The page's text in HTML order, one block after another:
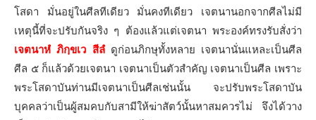
โสดา มั่นอยู่ในศีลทีเดียว มั่นคงทีเดียว เจตนานอกจากศีลไม่มี
เหตุนี้ที่จะปรับกันจริง ๆ ต้องแล้วแต่เจตนา พระองค์ทรงรับสั่งว่า
เจตนาหํ ภิกฺขเว สีลํดูก่อนภิกษุทั้งหลาย เจตนานั่นแหละเป็นศีล
ศีล ๕ ก็แล้วด้วยเจตนา เจตนาเป็นตัวสำคัญ เจตนาเป็นศีล เพราะ
พระโสดาบันท่านมีเจตนาเป็นศีลเช่นนั้น จะปรับพระโสดาบัน
บุคคลว่าเป็นผู้สมคบกับสามีให้ฆ่าสัตว์นั้นหาสมควรไม่ จึงได้วาง